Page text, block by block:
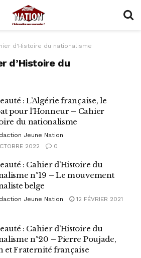
d'Histoire du nationalisme
d’Histoire du
: L’Algérie française, le
pour l’Honneur – Cahier
du nationalisme
Jeune Nation
2022
0
: Cahier d’Histoire du
n°19 – Le mouvement
belge
Jeune Nation
12 FÉVRIER 2021
: Cahier d’Histoire du
n°20 – Pierre Poujade,
et Fraternité française